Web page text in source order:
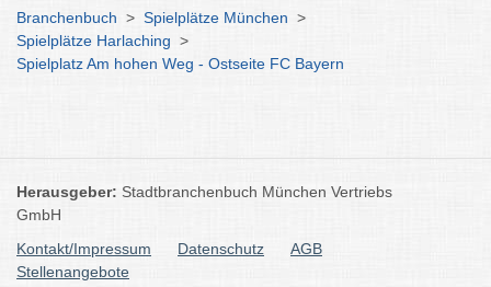
Branchenbuch > Spielplätze München >
Spielplätze Harlaching >
Spielplatz Am hohen Weg - Ostseite FC Bayern
Herausgeber: Stadtbranchenbuch München Vertriebs
GmbH
Kontakt/Impressum
Datenschutz
AGB
Stellenangebote